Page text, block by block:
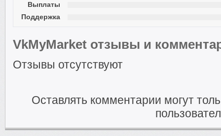
Выплаты
Поддержка
VkMyMarket отзывы и
Отзывы отсутствуют
Оставлять комментарии могут